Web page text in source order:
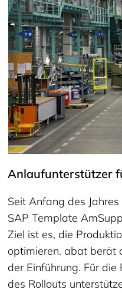
Anlaufunterstützer
Seit Anfang des
SAP Template
Ziel ist es, die
optimieren. abat berät
der Einführung. Für
des Rollouts